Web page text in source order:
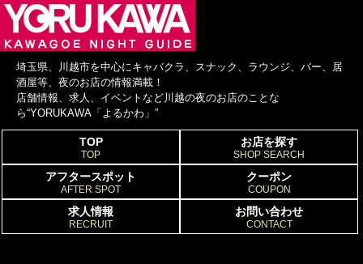
埼玉県、川越市を中心にキャバクラ、スナック、ラウンジ、バー、居
酒屋等、夜のお店の情報満載！
店舗情報、求人、イベントなど川越の夜のお店のことな
ら“YORUKAWA「よるかわ」”
TOP
TOP
お店を探す
SHOP SEARCH
アフタースポット
AFTER SPOT
クーポン
COUPON
求人情報
RECRUIT
お問い合わせ
CONTACT